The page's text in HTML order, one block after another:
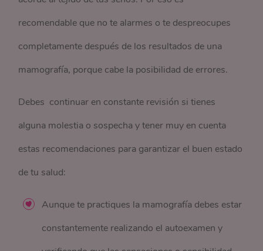
recomendable que no te alarmes o te despreocupes
completamente después de los resultados de una
mamografía, porque cabe la posibilidad de errores.
Debes continuar en constante revisión si tienes
alguna molestia o sospecha y tener muy en cuenta
estas recomendaciones para garantizar el buen estado
de tu salud:
Aunque te practiques la mamografía debes estar
constantemente realizando el autoexamen y